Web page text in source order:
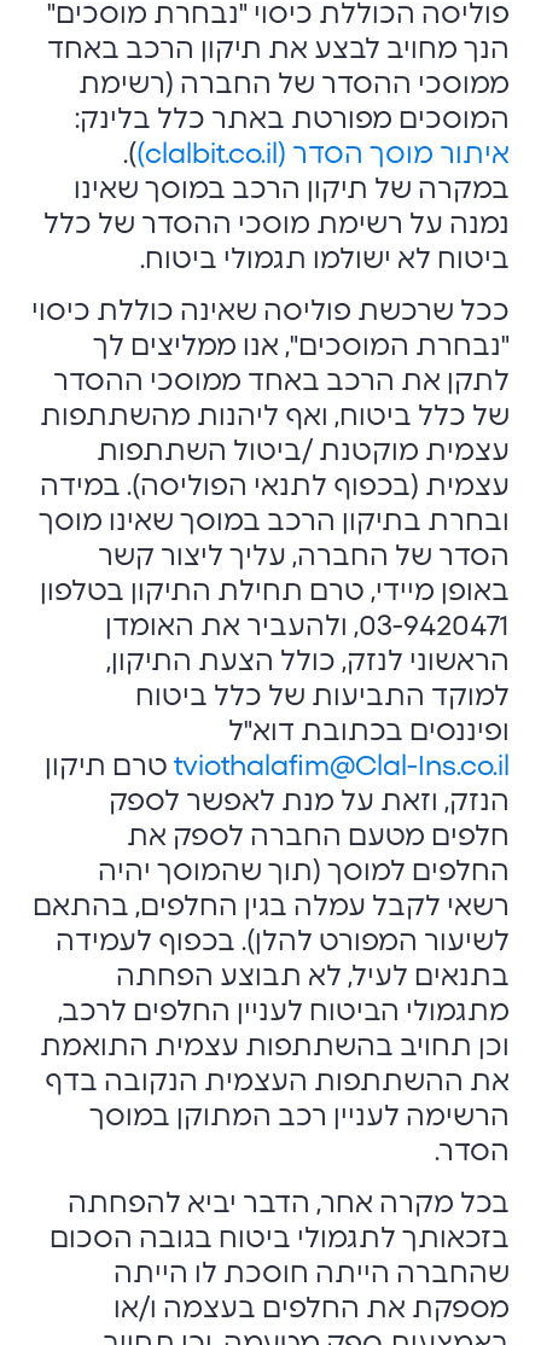
פוליסה הכוללת כיסוי "נבחרת מוסכים"
הנך מחויב לבצע את תיקון הרכב באחד
ממוסכי ההסדר של החברה (רשימת
המוסכים מפורטת באתר כלל בלינק:
איתור מוסך הסדר (clalbit.co.il)
).
במקרה של תיקון הרכב במוסך שאינו
נמנה על רשימת מוסכי ההסדר של כלל
ביטוח לא ישולמו תגמולי ביטוח.
ככל שרכשת פוליסה שאינה כוללת כיסוי
"נבחרת המוסכים", אנו ממליצים לך
לתקן את הרכב באחד ממוסכי ההסדר
של כלל ביטוח, ואף ליהנות מהשתתפות
עצמית מוקטנת /ביטול השתתפות
עצמית (בכפוף לתנאי הפוליסה). במידה
ובחרת בתיקון הרכב במוסך שאינו מוסך
הסדר של החברה, עליך ליצור קשר
באופן מיידי, טרם תחילת התיקון בטלפון
03-9420471, ולהעביר את האומדן
הראשוני לנזק, כולל הצעת התיקון,
למוקד התביעות של כלל ביטוח
ופיננסים בכתובת דוא"ל
tviothalafim@Clal-Ins.co.ilטרם תיקון
הנזק, וזאת על מנת לאפשר לספק
חלפים מטעם החברה לספק את
החלפים למוסך (תוך שהמוסך יהיה
רשאי לקבל עמלה בגין החלפים, בהתאם
לשיעור המפורט להלן). בכפוף לעמידה
בתנאים לעיל, לא תבוצע הפחתה
מתגמולי הביטוח לעניין החלפים לרכב,
וכן תחויב בהשתתפות עצמית התואמת
את ההשתתפות העצמית הנקובה בדף
הרשימה לעניין רכב המתוקן במוסך
הסדר.
בכל מקרה אחר, הדבר יביא להפחתה
בזכאותך לתגמולי ביטוח בגובה הסכום
שהחברה הייתה חוסכת לו הייתה
מספקת את החלפים בעצמה ו/או